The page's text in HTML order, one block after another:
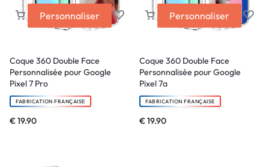
Personnaliser
Coque 360 Double Face
Personnalisée pour Google
Pixel 7 Pro
FABRICATION FRANÇAISE
€19.90
Personnaliser
Coque 360 Double Face
Personnalisée pour Google
Pixel 7a
FABRICATION FRANÇAISE
€19.90